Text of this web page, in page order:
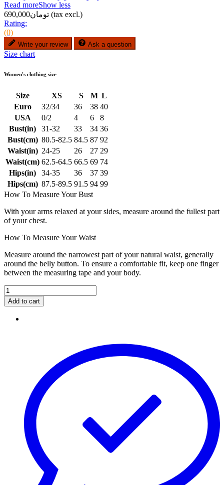
Read moreShow less
تومان690,000 (tax excl.)
Rating:
(0)
Write your review Ask a question
Size chart
Women's clothing size
Size XS S M L
Euro
32/34 36 38 40
USA
0/2 4 6
8
Bust(in)
31-32 33 34 36
Bust(cm) 80.5-82.5 84.5 87 92
Waist(in) 24-25 26 27 29
Waist(cm) 62.5-64.5 66.5 69 74
Hips(in)
34-35 36 37 39
Hips(cm) 87.5-89.5 91.5 94 99
How To Measure Your Bust
With your arms relaxed at your sides, measure around the fullest part
of your chest.
How To Measure Your Waist
Measure around the narrowest part of your natural waist, generally
around the belly button. To ensure a comfortable fit, keep one finger
between the measuring tape and your body.
Add to cart